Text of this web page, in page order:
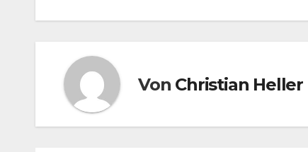
b
o
k
d
n
Von Christian Heller